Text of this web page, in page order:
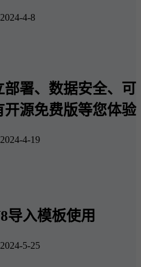
2024-4-8
署、数据安全、可
源免费版等您体验
2024-4-19
导入模板使用
2024-5-25